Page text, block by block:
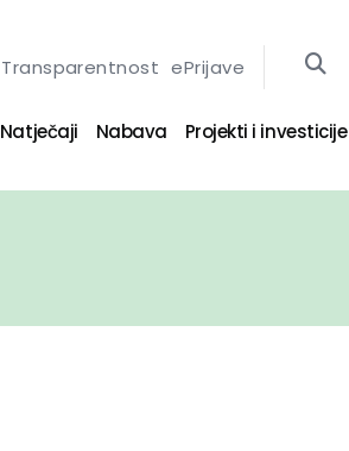
Transparentnost ePrijave
Natječaji Nabava Projekti i investicije